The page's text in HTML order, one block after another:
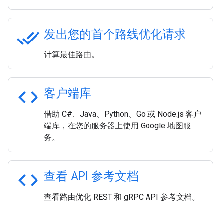
done_all 发出您的首个路线优化请求
计算最佳路由。
code 客户端库
借助 C#、Java、Python、Go 或 Node.js 客户
端库，在您的服务器上使用 Google 地图服
务。
code 查看 API 参考文档
查看路由优化 REST 和 gRPC API 参考文档。